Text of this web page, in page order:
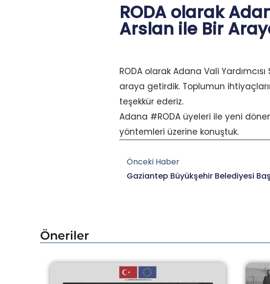
RODA olarak
Arslan ile Bir
RODA olarak Adana Vali
araya getirdik. Toplumun
teşekkür ederiz.
Adana #RODA üyeleri ile yeni
yöntemleri üzerine konuştuk.
Önceki Haber
Öneriler